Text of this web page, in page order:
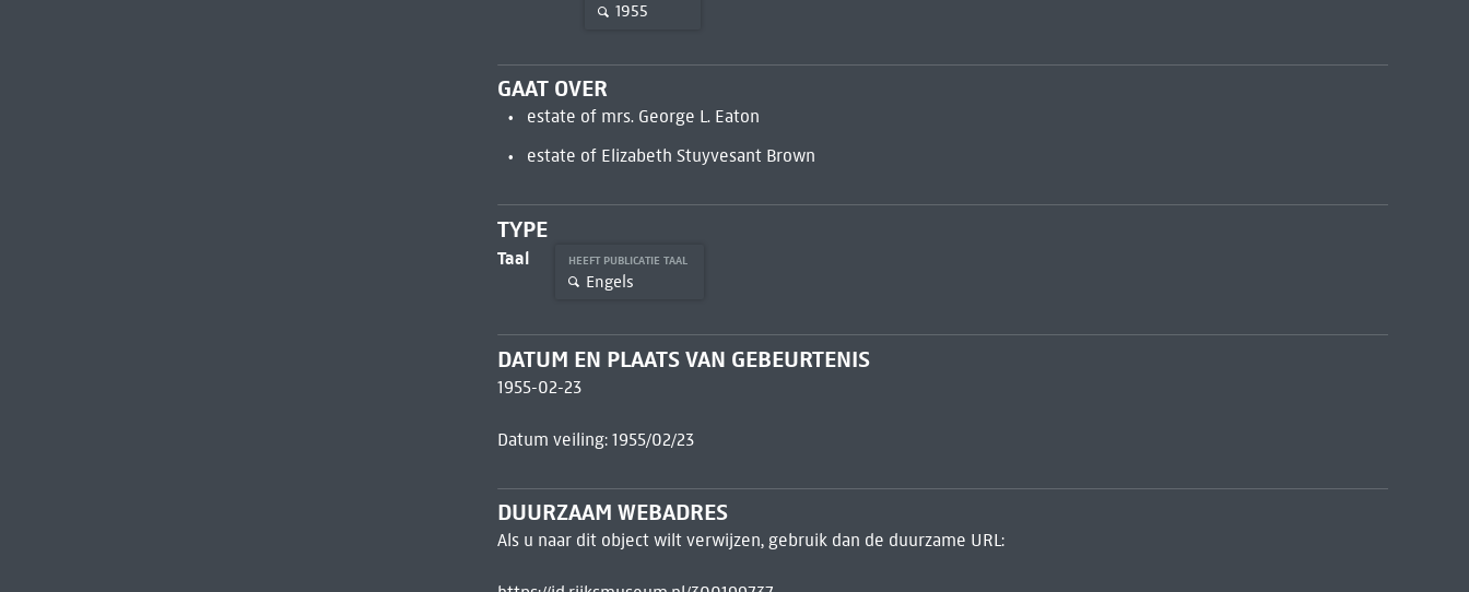
1955
GAAT OVER
estate of mrs. George L. Eaton
estate of Elizabeth Stuyvesant Brown
TYPE
Taal HEEFT PUBLICATIE TAAL
Engels
DATUM EN PLAATS VAN GEBEURTENIS
1955-02-23
Datum veiling: 1955/02/23
DUURZAAM WEBADRES
Als u naar dit object wilt verwijzen, gebruik dan de duurzame URL: